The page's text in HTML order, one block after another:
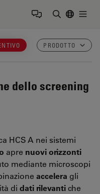
PRODOTTO
dello screening
HCS A nei sistemi
apre nuovi orizzonti
mediante microscopi
accelera gli
di dati rilevantiche